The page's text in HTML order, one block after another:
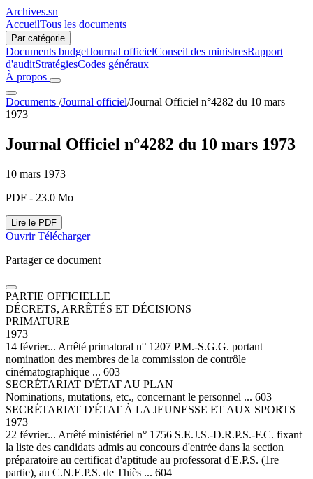
Archives.sn
AccueilTous les documents
Par catégorie
Documents budgetJournal officielConseil des ministresRapport
d'auditStratégiesCodes généraux
À propos
Documents /Journal officiel/Journal Officiel n°4282 du 10 mars
1973
Journal Officiel n°4282 du 10 mars 1973
10 mars 1973
PDF - 23.0 Mo
Lire le PDF
OuvrirTélécharger
Partager ce document
PARTIE OFFICIELLE
DÉCRETS, ARRÊTÉS ET DÉCISIONS
PRIMATURE
1973
14 février... Arrêté primatoral n° 1207 P.M.-S.G.G. portant
nomination des membres de la commission de contrôle
cinématographique ... 603
SECRÉTARIAT D'ÉTAT AU PLAN
Nominations, mutations, etc., concernant le personnel ... 603
SECRÉTARIAT D'ÉTAT À LA JEUNESSE ET AUX SPORTS
1973
22 février... Arrêté ministériel n° 1756 S.E.J.S.-D.R.P.S.-F.C. fixant
la liste des candidats admis au concours d'entrée dans la section
préparatoire au certificat d'aptitude au professorat d'E.P.S. (1re
partie), au C.N.E.P.S. de Thiès ... 604